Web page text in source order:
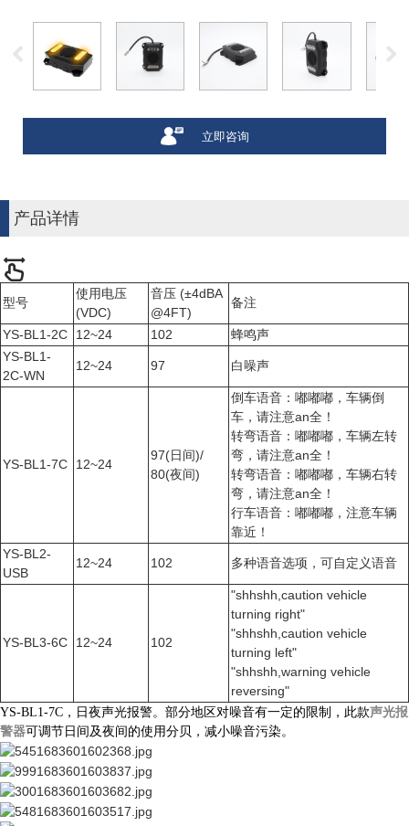
立即咨询
产品详情
型号
使用电压
(VDC)
音压 (±4dBA
@4FT)
备注
YS-BL1-2C 12~24 102
蜂鸣声
YS-BL1-
2C-WN
12~24 97 白噪声
YS-BL1-7C 12~24
97(日间)/
80(夜间)
倒车语音：嘟嘟嘟，车辆倒
车，请注意an全！
转弯语音：嘟嘟嘟，车辆左转
弯，请注意an全！
转弯语音：嘟嘟嘟，车辆右转
弯，请注意an全！
行车语音：嘟嘟嘟，注意车辆
靠近！
YS-BL2-
USB
12~24 102 多种语音选项，可自定义语音
YS-BL3-6C 12~24 102
"shhshh,caution vehicle
turning right"
"shhshh,caution vehicle
turning left"
"shhshh,warning vehicle
reversing"
YS-BL1-7C，日夜声光报警。部分地区对噪音有一定的限制，此款声光报
警器可调节日间及夜间的使用分贝，减小噪音污染。